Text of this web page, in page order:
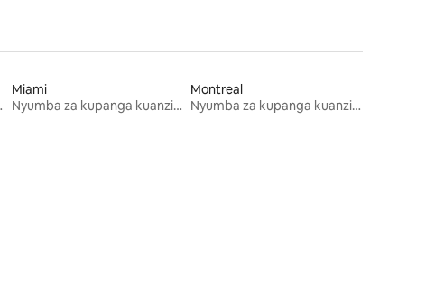
mmoja
Miami
Nyumba za kupanga kuanzia mwezi mmoja
Montreal
Nyumba za kupanga kuanzia mwezi mmoja